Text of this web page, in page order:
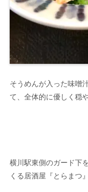
そうめんが入った味噌
て、全体的に優しく穏
横川駅東側のガード下
くる居酒屋『とらまつ』